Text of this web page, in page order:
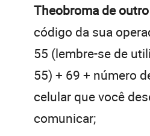
Theobroma de
código da sua
55 (lembre-se de
55) + 69 + número
celular que você
comunicar;